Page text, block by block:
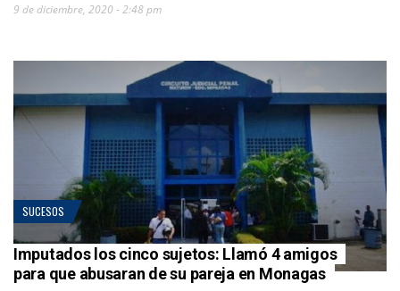
9 de diciembre, 2020 - 2:48 pm
SUCESOS
Imputados los cinco sujetos: Llamó 4 amigos
para que abusaran de su pareja en Monagas